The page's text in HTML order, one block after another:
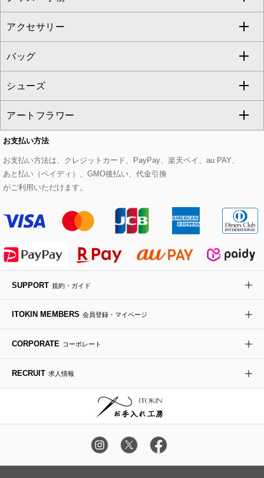
eur3
Maison de CINQ
MK MICHEL KLEIN BAG
HIROKO KOSHINO
ベスト・ジレ
パーカー
タンクトップ・キャミソール
スウェット・ジャージー
その他のトップス
その他のワンピース・ドレス
ハーフ・ショート丈パンツ
サロペット・オールインワン
その他のパンツ
ミモレ丈スカート
ショート・ミニ丈スカート
その他のスカート
ノーカラージャケット
セットアップ
セットアップジャケット
セットアップパンツ
セットアップスカート
セットアップワンピース
トレンチコート
ピーコート
ダッフルコート
チェスターコート
モッズコート
ステンカラーコート
ライダースジャケット
デニムジャケット
ダウンジャケット・コート
すべてのグッズ・小物
マスク
ストール・マフラー・スヌード
ベルト・サスペンダー
帽子
ヘアアクセサリー
ハンカチ・バンダナ
手袋
チャーム・ストラップ
アクセサリー
すべてのアクセサリー
ネックレス
ピアス・イヤリング
ブレスレット・バングル
ブローチ・コサージュ
バッグ
すべてのバッグ
トートバッグ
ショルダーバッグ
ボストンバッグ
バックパック・リュック
ボディバッグ・メッセンジャーバッグ
トラベルバッグ
シューズ
すべてのシューズ
パンプス
スニーカー
フラットシューズ
ローファー
ドレスシューズ
アートフラワー
すべてのアートフラワー
ローズ
カサブランカ・カラー
ラナンキュラス
ポプリアレンジ＆フレグランス
お支払い方法
お支払い方法は、クレジットカード、PayPay、楽天ペイ、au PAY、
あと払い（ペイディ）、GMO後払い、代金引換
がご利用いただけます。
SUPPORT 規約・ガイド
ITOKIN MEMBERS 会員登録・マイページ
CORPORATE コーポレート
RECRUIT 求人情報